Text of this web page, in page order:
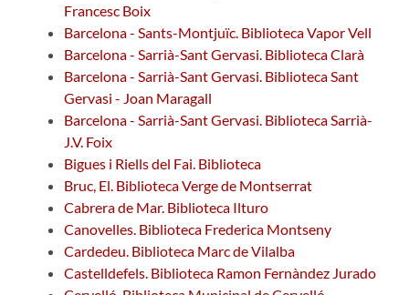
Francesc Boix
Barcelona - Sants-Montjuïc. Biblioteca Vapor Vell
Barcelona - Sarrià-Sant Gervasi. Biblioteca Clarà
Barcelona - Sarrià-Sant Gervasi. Biblioteca Sant
Gervasi - Joan Maragall
Barcelona - Sarrià-Sant Gervasi. Biblioteca Sarrià-
J.V. Foix
Bigues i Riells del Fai. Biblioteca
Bruc, El. Biblioteca Verge de Montserrat
Cabrera de Mar. Biblioteca Ilturo
Canovelles. Biblioteca Frederica Montseny
Cardedeu. Biblioteca Marc de Vilalba
Castelldefels. Biblioteca Ramon Fernàndez Jurado